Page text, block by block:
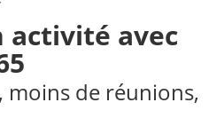
activité avec
moins de réunions,